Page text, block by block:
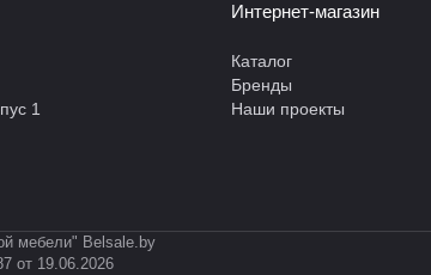
1
Интернет-магазин
Каталог
Бренды
Наши проекты
мебели" Belsale.by
от 19.06.2026